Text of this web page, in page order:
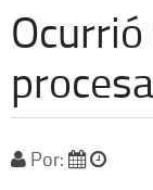
Cronos
Economía
Espectáculos
Deportes
Por: